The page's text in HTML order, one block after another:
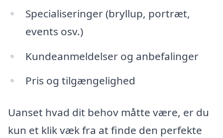
Specialiseringer (bryllup, portræt,
events osv.)
Kundeanmeldelser og anbefalinger
Pris og tilgængelighed
Uanset hvad dit behov måtte være, er du
kun et klik væk fra at finde den perfekte